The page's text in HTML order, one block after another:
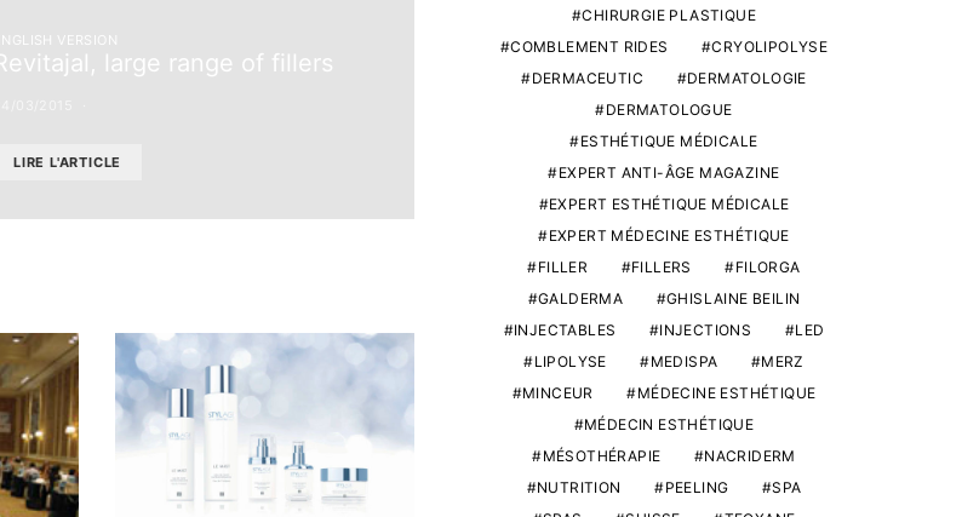
VERSION
large range of fillers
LIRE L'ARTICLE
CHIRURGIE PLASTIQUE
COMBLEMENT RIDES
CRYOLIPOLYSE
DERMACEUTIC
DERMATOLOGIE
DERMATOLOGUE
ESTHÉTIQUE MÉDICALE
EXPERT ANTI-ÂGE MAGAZINE
EXPERT ESTHÉTIQUE MÉDICALE
EXPERT MÉDECINE ESTHÉTIQUE
FILLER
FILLERS
FILORGA
GALDERMA
GHISLAINE BEILIN
INJECTABLES
INJECTIONS
LED
LIPOLYSE
MEDISPA
MERZ
MINCEUR
MÉDECINE ESTHÉTIQUE
MÉDECIN ESTHÉTIQUE
MÉSOTHÉRAPIE
NACRIDERM
NUTRITION
PEELING
SPA